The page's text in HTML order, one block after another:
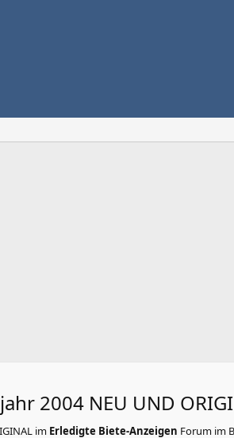
2004 NEU UND
im Erledigte Biete-Anzeigen Forum im